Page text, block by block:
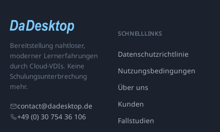
Bereitstellung nahtloser,
moderner Lernerfahrungen
durch Cloud-VDIs. Keine
Schulungsunterbrechung
mehr.
contact@dadesktop.de
+49 (0) 30 754 36 106
SCHNELLLINKS
Datenschutzrichtlinie
Nutzungsbedingungen
Über uns
Kunden
Fallstudien